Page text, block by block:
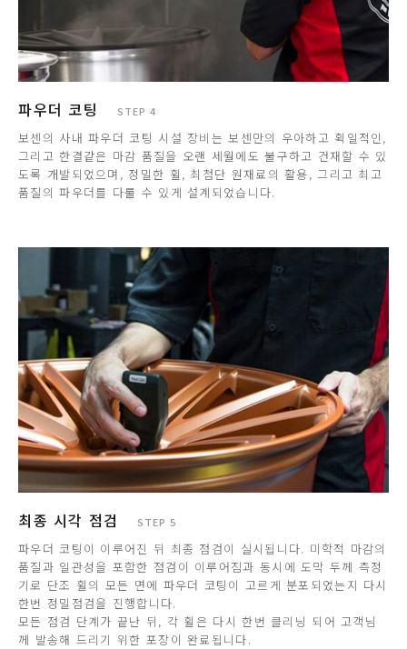
파우더 코팅 STEP 4
보센의 사내 파우더 코팅 시설 장비는 보센만의 우아하고 획일적인,
그리고 한결같은 마감 품질을 오랜 세월에도 불구하고 건재할 수 있
도록 개발되었으며, 정밀한 휠, 최첨단 원재료의 활용, 그리고 최고
품질의 파우더를 다룰 수 있게 설계되었습니다.
최종 시각 점검 STEP 5
파우더 코팅이 이루어진 뒤 최종 점검이 실시됩니다. 미학적 마감의
품질과 일관성을 포함한 점검이 이루어짐과 동시에 도막 두께 측정
기로 단조 휠의 모든 면에 파우더 코팅이 고르게 분포되었는지 다시
한번 정밀점검을 진행합니다.
모든 점검 단계가 끝난 뒤, 각 휠은 다시 한번 클리닝 되어 고객님
께 발송해 드리기 위한 포장이 완료됩니다.